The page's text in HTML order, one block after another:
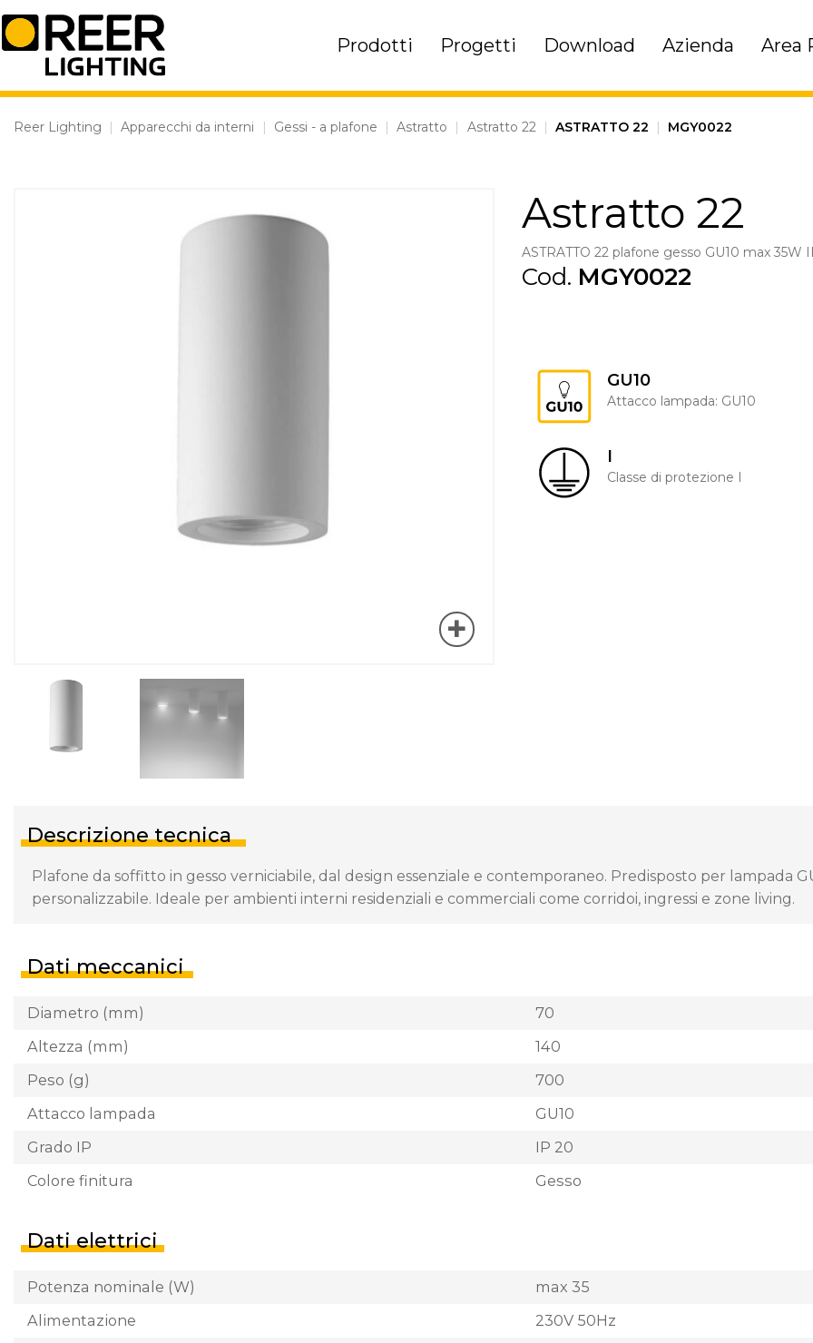
Skip
to
content
Prodotti Progetti Download Azienda Area
Reer Lighting | Apparecchi da interni | Gessi - a plafone | Astratto | Astratto 22 | ASTRATTO 22 | MGY0022
Astratto 22
ASTRATTO 22 plafone gesso GU10 max 35W
Cod. MGY0022
GU10
Attacco lampada: GU10
I
Classe di protezione I
Descrizione tecnica
Plafone da soffitto in gesso verniciabile, dal design essenziale e contemporaneo. Predisposto per lampada
personalizzabile. Ideale per ambienti interni residenziali e commerciali come corridoi, ingressi e zone living.
Dati meccanici
Diametro (mm)
70
Altezza (mm)
140
Peso (g)
700
Attacco lampada
GU10
Grado IP
IP 20
Colore finitura
Gesso
Dati elettrici
Potenza nominale (W)
max 35
Alimentazione
230V 50Hz